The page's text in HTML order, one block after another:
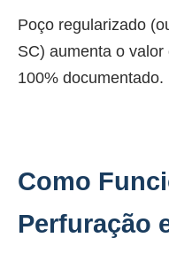
Poço regularizado
SC) aumenta o valor
100% documentado.
Como
Perfuração